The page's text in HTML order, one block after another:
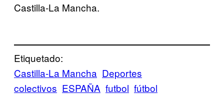
Castilla-La Mancha.
Etiquetado:
Castilla-La Mancha Deportes
colectivos ESPAÑA futbol fútbol